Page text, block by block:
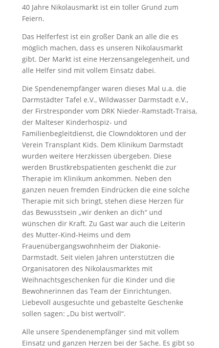
40 Jahre Nikolausmarkt ist ein toller Grund zum
Feiern.
Das Helferfest ist ein großer Dank an alle die es
möglich machen, dass es unseren Nikolausmarkt
gibt. Der Markt ist eine Herzensangelegenheit, und
alle Helfer sind mit vollem Einsatz dabei.
Die Spendenempfänger waren dieses Mal u.a. die
Darmstädter Tafel e.V., Wildwasser Darmstadt e.V.,
der Firstresponder vom DRK Nieder-Ramstadt-Traisa,
der Malteser Kinderhospiz- und
Familienbegleitdienst, die Clowndoktoren und der
Verein Transplant Kids. Dem Klinikum Darmstadt
wurden weitere Herzkissen übergeben. Diese
werden Brustkrebspatienten geschenkt die zur
Therapie im Klinikum ankommen. Neben den
ganzen neuen fremden Eindrücken die eine solche
Therapie mit sich bringt, stehen diese Herzen für
das Bewusstsein „wir denken an dich“ und
wünschen dir Kraft. Zu Gast war auch die Leiterin
des Mutter-Kind-Heims und dem
Frauenübergangswohnheim der Diakonie-
Darmstadt. Seit vielen Jahren unterstützen die
Organisatoren des Nikolausmarktes mit
Weihnachtsgeschenken für die Kinder und die
Bewohnerinnen das Team der Einrichtungen.
Liebevoll ausgesuchte und gebastelte Geschenke
sollen sagen: „Du bist wertvoll“.
Alle unsere Spendenempfänger sind mit vollem
Einsatz und ganzen Herzen bei der Sache. Es gibt so